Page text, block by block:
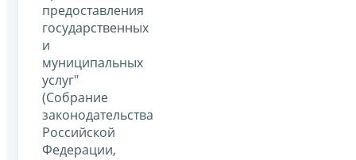
предоставления
государственных
и
муниципальных
услуг"
(Собрание
законодательства
Российской
Федерации,